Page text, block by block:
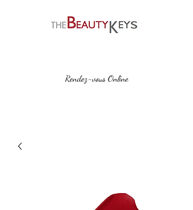
Rendez-vous Online